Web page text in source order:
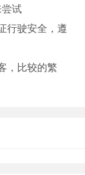
试
行驶安全，遵
，比较的繁